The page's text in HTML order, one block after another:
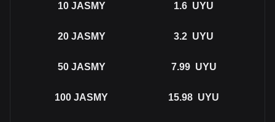
10 JASMY 1.6 UYU
20 JASMY 3.2 UYU
50 JASMY 7.99 UYU
100 JASMY 15.98 UYU